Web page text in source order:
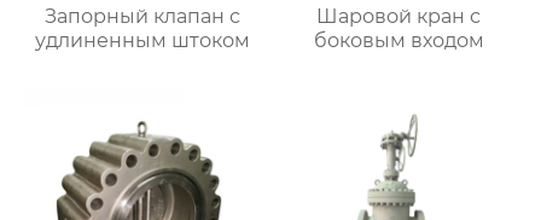
Запорный клапан с
удлиненным штоком
Шаровой кран с
боковым входом